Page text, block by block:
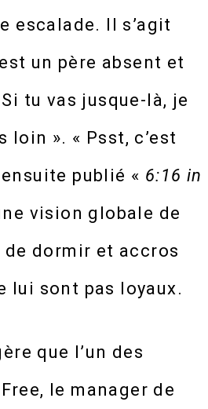
escalade. Il s’agit
est un père absent et
tu vas jusque-là, je
». « Psst, c’est
publié « 6:16 in
vision globale de
dormir et accros
lui sont pas loyaux.
que l’un des
le manager de